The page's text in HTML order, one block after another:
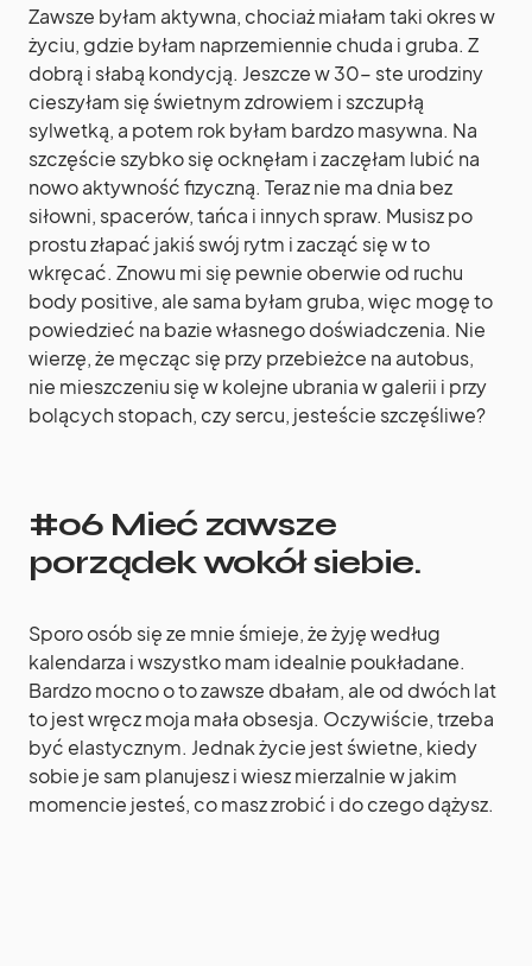
Zawsze byłam aktywna, chociaż miałam taki okres w
życiu, gdzie byłam naprzemiennie chuda i gruba. Z
dobrą i słabą kondycją. Jeszcze w 30- ste urodziny
cieszyłam się świetnym zdrowiem i szczupłą
sylwetką, a potem rok byłam bardzo masywna. Na
szczęście szybko się ocknęłam i zaczęłam lubić na
nowo aktywność fizyczną. Teraz nie ma dnia bez
siłowni, spacerów, tańca i innych spraw. Musisz po
prostu złapać jakiś swój rytm i zacząć się w to
wkręcać. Znowu mi się pewnie oberwie od ruchu
body positive, ale sama byłam gruba, więc mogę to
powiedzieć na bazie własnego doświadczenia. Nie
wierzę, że męcząc się przy przebieżce na autobus,
nie mieszczeniu się w kolejne ubrania w galerii i przy
bolących stopach, czy sercu, jesteście szczęśliwe?
#06 Mieć zawsze
porządek wokół siebie.
Sporo osób się ze mnie śmieje, że żyję według
kalendarza i wszystko mam idealnie poukładane.
Bardzo mocno o to zawsze dbałam, ale od dwóch lat
to jest wręcz moja mała obsesja. Oczywiście, trzeba
być elastycznym. Jednak życie jest świetne, kiedy
sobie je sam planujesz i wiesz mierzalnie w jakim
momencie jesteś, co masz zrobić i do czego dążysz.